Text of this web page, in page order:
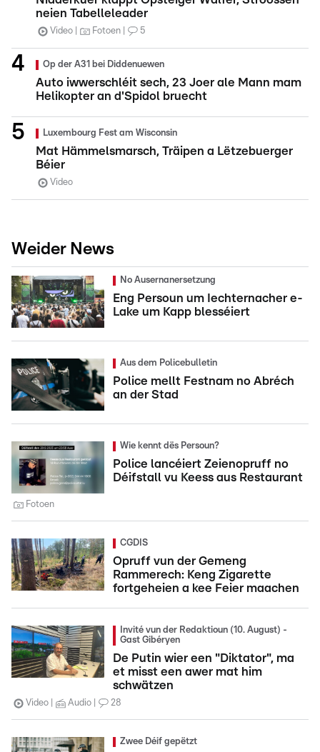
neien Tabelleleader
Video Fotoen 5
Op der A31 bei Diddenuewen
Auto iwwerschléit sech, 23 Joer ale Mann mam
Helikopter an d'Spidol bruecht
Luxembourg Fest am Wisconsin
Mat Hämmelsmarsch, Träipen a Lëtzebuerger
Béier
Video
Weider News
No Ausernanersetzung
Eng Persoun um Iechternacher e-
Lake um Kapp blesséiert
Aus dem Policebulletin
Police mellt Festnam no Abréch
an der Stad
Wie kennt dës Persoun?
Police lancéiert Zeienopruff no
Déifstall vu Keess aus Restaurant
Fotoen
CGDIS
Opruff vun der Gemeng
Rammerech: Keng Zigarette
fortgeheien a kee Feier maachen
Invité vun der Redaktioun (10. August) -
Gast Gibéryen
De Putin wier een "Diktator", ma
et misst een awer mat him
schwätzen
Video Audio 28
Zwee Déif gepëtzt